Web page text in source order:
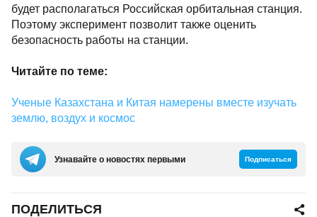
будет располагаться Российская орбитальная станция.
Поэтому эксперимент позволит также оценить
безопасность работы на станции.
Читайте по теме:
Ученые Казахстана и Китая намерены вместе изучать
землю, воздух и космос
Узнавайте о новостях первыми Подписаться
ПОДЕЛИТЬСЯ